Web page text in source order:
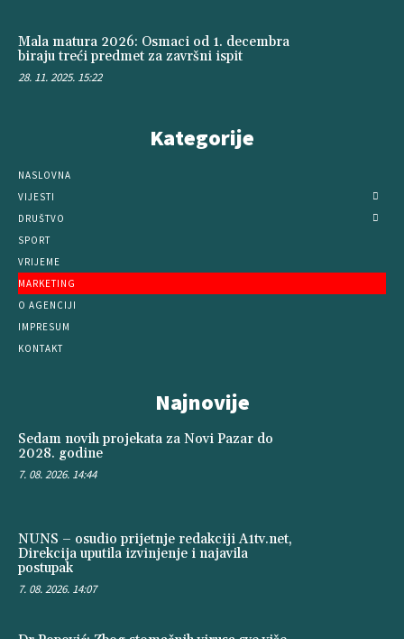
Mala matura 2026: Osmaci od 1. decembra
biraju treći predmet za završni ispit
28. 11. 2025. 15:22
Kategorije
NASLOVNA
VIJESTI
DRUŠTVO
SPORT
VRIJEME
MARKETING
O AGENCIJI
IMPRESUM
KONTAKT
Najnovije
Sedam novih projekata za Novi Pazar do
2028. godine
7. 08. 2026. 14:44
NUNS – osudio prijetnje redakciji A1tv.net,
Direkcija uputila izvinjenje i najavila
postupak
7. 08. 2026. 14:07